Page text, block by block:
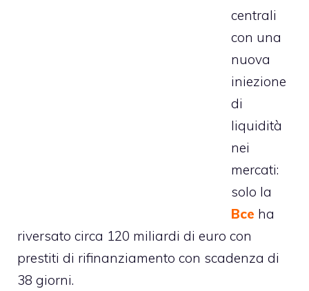
centrali
con una
nuova
iniezione
di
liquidità
nei
mercati:
solo la
Bce ha
riversato circa 120 miliardi di euro con
prestiti di rifinanziamento con scadenza di
38 giorni.